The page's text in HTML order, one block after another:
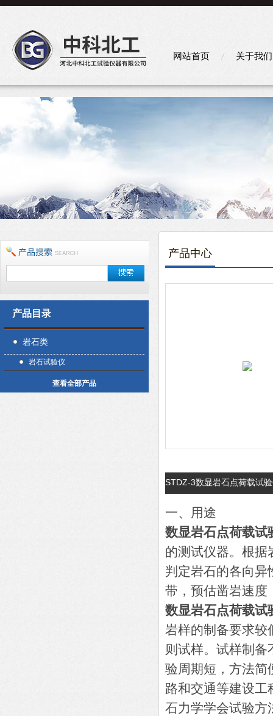
网站首页 关于我们
产品目录
岩石类
岩石试验仪
查看全部产品
产品中心
STDZ-3数显岩石点荷载试
一、用途
数显岩石点荷载试
的测试仪器。根据
判定岩石的各向异
带，预估凿岩速度
数显岩石点荷载试
岩样的制备要求较
则试样。试样制
验周期短，方法简
路和交通等建设
石力学学会试验方